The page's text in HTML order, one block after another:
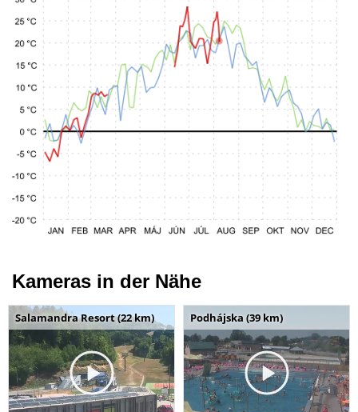
Kameras in der Nähe
Salamandra Resort (22 km) Podhájska (39 km)